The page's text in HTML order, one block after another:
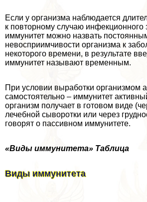
Если у организма наблюдается
к повторному случаю инфекционного
иммунитет можно назвать
невосприимчивости организма к
некоторого времени, в результате
иммунитет называют временным.
При условии выработки организмом
самостоятельно – иммунитет
организм получает в готовом виде
лечебной сыворотки или через
говорят о пассивном иммунитете.
«Виды иммунитета» Таблица
Виды иммунитета